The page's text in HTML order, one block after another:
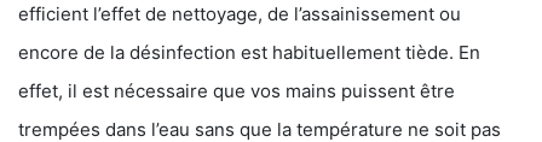
efficient l’effet de nettoyage, de l’assainissement ou
encore de la désinfection est habituellement tiède. En
effet, il est nécessaire que vos mains puissent être
trempées dans l’eau sans que la température ne soit pas